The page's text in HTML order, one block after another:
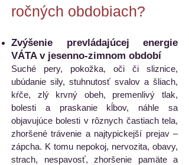
ročných obdobiach?
Zvýšenie prevládajúcej energie
VÁTA v jesenno-zimnom období
Suché pery, pokožka, oči či sliznice,
ubúdanie sily, stuhnutosť svalov a šliach,
kŕče, zlý krvný obeh, premenlivý tlak,
bolesti a praskanie kĺbov, náhle sa
objavujúce bolesti v rôznych častiach tela,
zhoršené trávenie a najtypickejší prejav –
zápcha. K tomu nepokoj, nervozita, obavy,
strach, nespavosť, zhoršenie pamäte a